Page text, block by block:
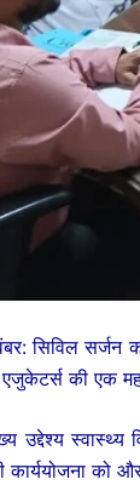
सिविल सर्जन
की एक
स्वास्थ्य
कार्ययोजना को